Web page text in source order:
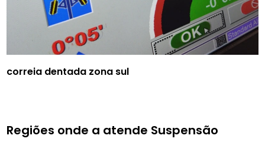
correia dentada zona sul
Regiões onde a atende Suspensão